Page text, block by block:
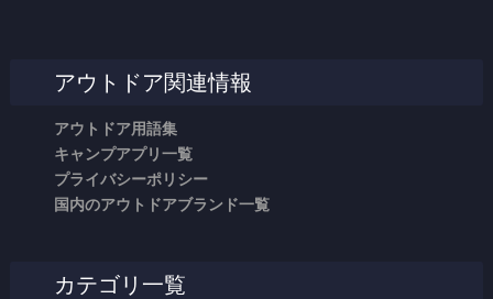
アウトドア関連情報
アウトドア用語集
キャンプアプリ一覧
プライバシーポリシー
国内のアウトドアブランド一覧
カテゴリ一覧